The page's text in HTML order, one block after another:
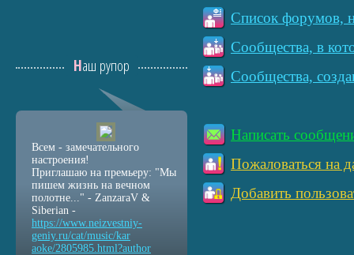
Список форумов,
Сообщества, в
Сообщества,
Написать
Пожаловаться на
Добавить
Наш рупор
Всем - замечательного
настроения!
Приглашаю на премьеру: "Мы
пишем жизнь на вечном
полотне..." - ZanzaraV &
Siberian -
https://www.neizvestniy-
geniy.ru/cat/music/kar
aoke/2805985.html?author